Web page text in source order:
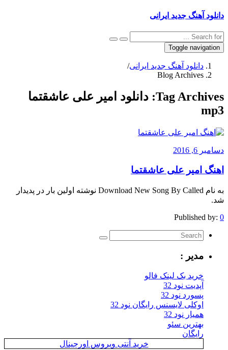
دانلود آهنگ جدید ایرانی
Toggle navigation
دانلود آهنگ جدید ایرانی/
Blog Archives
Tag Archives: دانلود امیر علی عاشقتما
mp3
دسامبر 6, 2016
اهنگ امیر علی عاشقتما
به نام Download New Song By Called نوشته اولین بار در پدیدار
شد.
Published by: 0
مدیر :
خرید بک لینک فالو
آپدیت نود 32
پسورد نود 32
اوکلی لایسنس رایگان نود 32
همیار نود 32
بهترین سئو
رایگان
خرید آنتی ویروس اورجینال